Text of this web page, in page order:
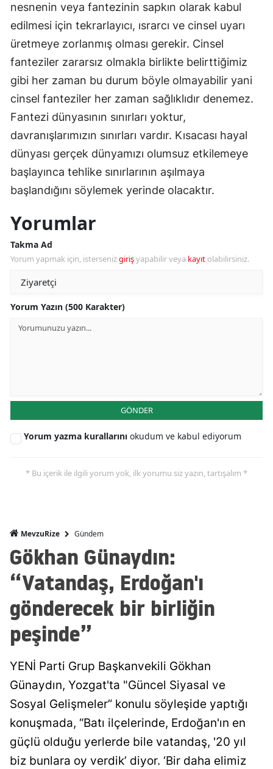
nesnenin veya fantezinin sapkın olarak kabul
edilmesi için tekrarlayıcı, ısrarcı ve cinsel uyarı
üretmeye zorlanmış olması gerekir. Cinsel
fanteziler zararsız olmakla birlikte belirttiğimiz
gibi her zaman bu durum böyle olmayabilir yani
cinsel fanteziler her zaman sağlıklıdır denemez.
Fantezi dünyasının sınırları yoktur,
davranışlarımızın sınırları vardır. Kısacası hayal
dünyası gerçek dünyamızı olumsuz etkilemeye
başlayınca tehlike sınırlarının aşılmaya
başlandığını söylemek yerinde olacaktır.
Yorumlar
Takma Ad
Yorum yapmak için, istersenizgirişyapabilir veya kayıt olabilirsiniz.
Yorum Yazın (500 Karakter)
GÖNDER
Yorum yazma kurallarını okudum ve kabul ediyorum
* Bu içerik ile ilgili yorum yok, ilk yorumu siz yazın, tartışalım *
MevzuRize Gündem
Gökhan Günaydın:
“Vatandaş, Erdoğan'ı
gönderecek bir birliğin
peşinde”
YENİ Parti Grup Başkanvekili Gökhan
Günaydın, Yozgat'ta "Güncel Siyasal ve
Sosyal Gelişmeler” konulu söyleşide yaptığı
konuşmada, “Batı ilçelerinde, Erdoğan'ın en
güçlü olduğu yerlerde bile vatandaş, '20 yıl
biz bunlara oy verdik’ diyor. ‘Bir daha elimiz